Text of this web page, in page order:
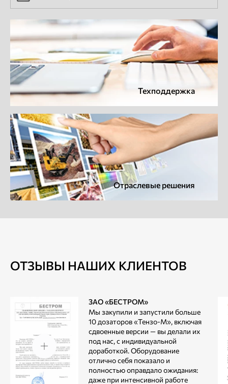
Техподдержка
Отраслевые решения
ОТЗЫВЫ НАШИХ КЛИЕНТОВ
ЗАО «БЕСТРОМ»
Мы закупили и запустили больше
10 дозаторов «Тензо-М», включая
сдвоенные версии — вы делали их
под нас, с индивидуальной
доработкой. Оборудование
отлично себя показало и
полностью оправдало ожидания:
даже при интенсивной работе